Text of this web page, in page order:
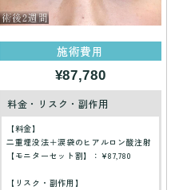
施術費用
¥87,780
料金・リスク・副作用
【料金】
二重埋没法＋涙袋のヒアルロン酸注射
【モニターセット割】：¥87,780
【リスク・副作用】